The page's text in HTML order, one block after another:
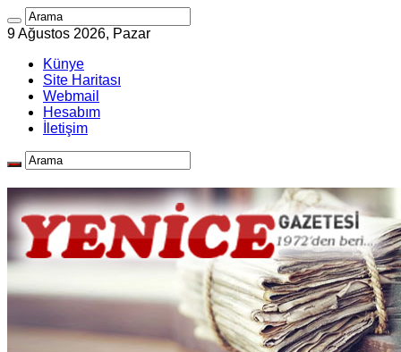
9 Ağustos 2026, Pazar
Künye
Site Haritası
Webmail
Hesabım
İletişim